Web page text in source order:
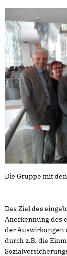
Die Gruppe mit
Das Ziel des
Anerkennung des
der Auswirkungen
durch z.B. die